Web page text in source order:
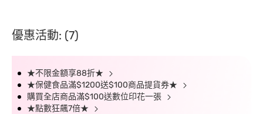
優惠活動: (7)
★不限金額享88折★
★保健食品滿$1200送$100商品提貨券★
購買全店商品滿$100送數位印花一張
★點數狂飆7倍★